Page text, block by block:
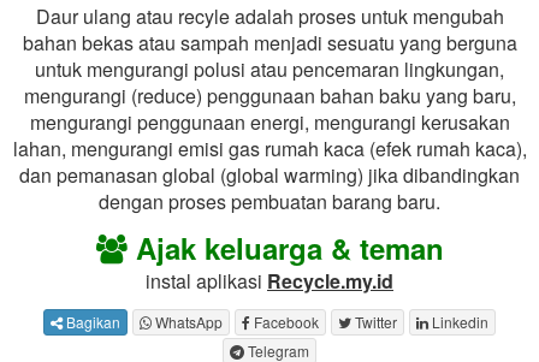
Daur ulang atau recyle adalah proses untuk mengubah
bahan bekas atau sampah menjadi sesuatu yang berguna
untuk mengurangi polusi atau pencemaran lingkungan,
mengurangi (reduce) penggunaan bahan baku yang baru,
mengurangi penggunaan energi, mengurangi kerusakan
lahan, mengurangi emisi gas rumah kaca (efek rumah kaca),
dan pemanasan global (global warming) jika dibandingkan
dengan proses pembuatan barang baru.
Ajak keluarga & teman
instal aplikasi Recycle.my.id
Bagikan WhatsApp Facebook Twitter
Linkedin
Telegram